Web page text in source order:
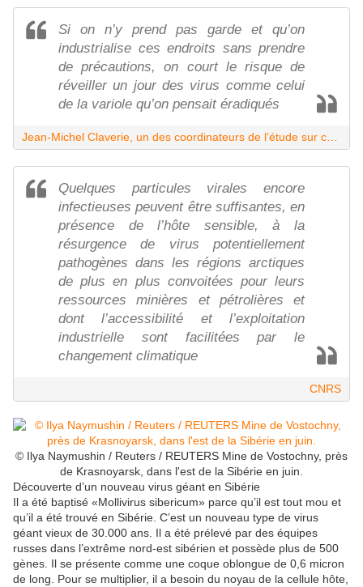
Si on n’y prend pas garde et qu’on
industrialise ces endroits sans prendre
de précautions, on court le risque de
réveiller un jour des virus comme celui
de la variole qu’on pensait éradiqués
Quelques particules virales encore
infectieuses peuvent être suffisantes, en
présence de l’hôte sensible, à la
résurgence de virus potentiellement
pathogènes dans les régions arctiques
de plus en plus convoitées pour leurs
ressources minières et pétrolières et
dont l’accessibilité et l’exploitation
industrielle sont facilitées par le
changement climatique
CNRS
© Ilya Naymushin / Reuters / REUTERS Mine de Vostochny, près
de Krasnoyarsk, dans l'est de la Sibérie en juin.
Découverte d’un nouveau virus géant en Sibérie
Il a été baptisé «Mollivirus sibericum» parce qu’il est tout mou et
qu’il a été trouvé en Sibérie. C’est un nouveau type de virus
géant vieux de 30.000 ans. Il a été prélevé par des équipes
russes dans l’extrême nord-est sibérien et possède plus de 500
gènes. Il se présente comme une coque oblongue de 0,6 micron
de long. Pour se multiplier, il a besoin du noyau de la cellule hôte,